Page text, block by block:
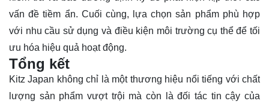
vấn đề tiềm ẩn. Cuối cùng, lựa chọn sản phẩm phù hợp
với nhu cầu sử dụng và điều kiện môi trường cụ thể để tối
ưu hóa hiệu quả hoạt động.
Tổng kết
Kitz Japan không chỉ là một thương hiệu nổi tiếng với chất
lượng sản phẩm vượt trội mà còn là đối tác tin cậy của